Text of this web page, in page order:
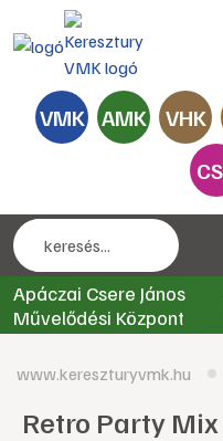
VMK AMK VHK
Apáczai Csere János
Művelődési Központ
www.kereszturyvmk.hu
Retro Party Mix